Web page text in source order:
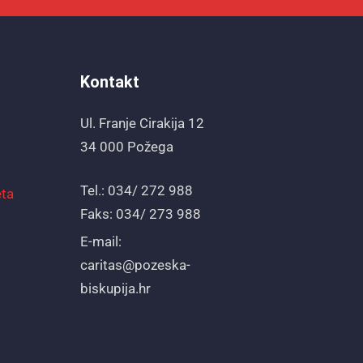
Kontakt
Ul. Franje Cirakija 12
34 000 Požega
Tel.: 034/ 272 988
Faks: 034/ 273 988
E-mail:
caritas@pozeska-
biskupija.hr